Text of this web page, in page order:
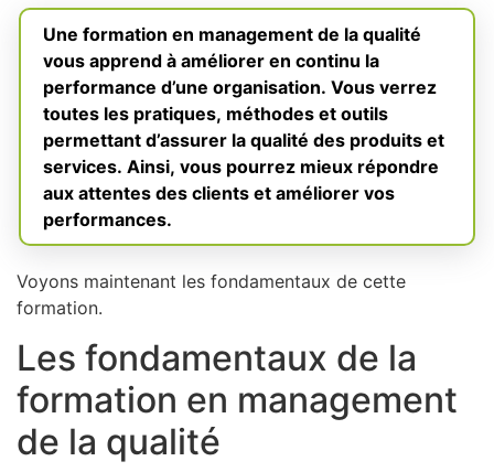
Une formation en management de la qualité
vous apprend à améliorer en continu la
performance d’une organisation. Vous verrez
toutes les pratiques, méthodes et outils
permettant d’assurer la qualité des produits et
services. Ainsi, vous pourrez mieux répondre
aux attentes des clients et améliorer vos
performances.
Voyons maintenant les fondamentaux de cette
formation.
Les fondamentaux de la
formation en management
de la qualité